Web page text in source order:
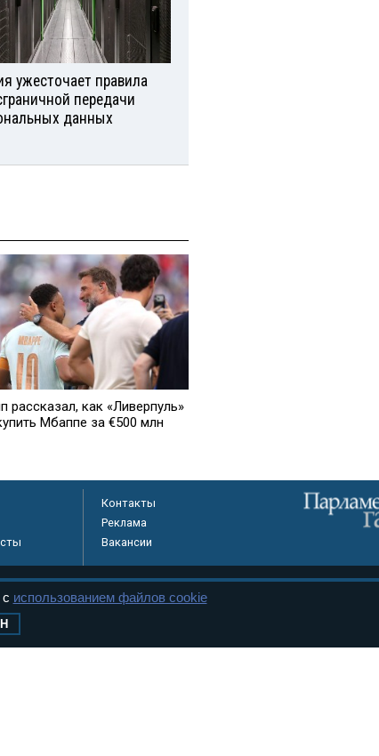
ужесточает правила
передачи
данных
рассказал, как «Ливерпуль»
Мбаппе за €500 млн
Контакты
Реклама
Вакансии
использованием файлов cookie